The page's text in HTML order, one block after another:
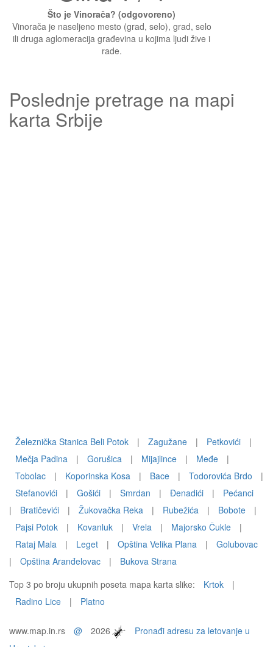
Što je Vinorača? (odgovoreno)
Vinorača je naseljeno mesto (grad, selo), grad, selo
ili druga aglomeracija građevina u kojima ljudi žive i
rade.
Poslednje pretrage na mapi
karta Srbije
Železnička Stanica Beli Potok | Zagužane | Petkovići
|
Mečja Padina
| Gorušica | Mijajlince | Međe
|
Tobolac
| Koporinska Kosa | Bace | Todorovića Brdo
|
Stefanovići
| Gošići | Smrdan | Ðenadići |
Pećanci
|
Bratičevići | Žukovačka Reka | Rubežića | Bobote
|
Pajsi Potok
| Kovanluk | Vrela | Majorsko Čukle
|
Rataj Mala
| Leget | Opština Velika Plana |
Golubovac
|
Opština Aranđelovac |
Bukova Strana
Top 3 po broju ukupnih poseta mapa karta slike:
Krtok
|
Radino Lice
| Platno
www.map.in.rs @ 2026
Pronađi adresu za letovanje u